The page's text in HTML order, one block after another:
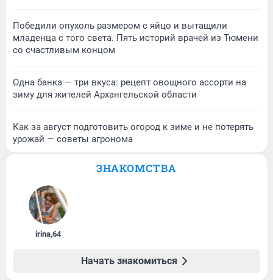
Победили опухоль размером с яйцо и вытащили
младенца с того света. Пять историй врачей из Тюмени
со счастливым концом
Одна банка — три вкуса: рецепт овощного ассорти на
зиму для жителей Архангельской области
Как за август подготовить огород к зиме и не потерять
урожай — советы агронома
ЗНАКОМСТВА
irina,64
Начать знакомиться